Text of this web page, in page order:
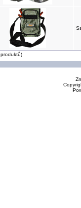
produktů)